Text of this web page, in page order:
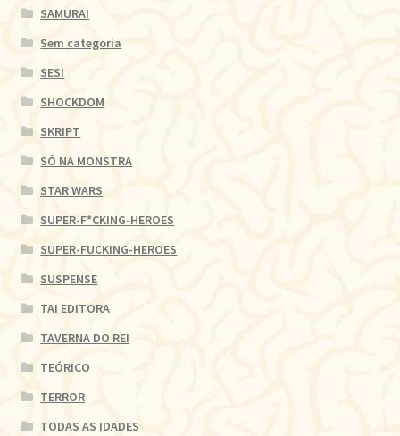
SAMURAI
Sem categoria
SESI
SHOCKDOM
SKRIPT
SÓ NA MONSTRA
STAR WARS
SUPER-F*CKING-HEROES
SUPER-FUCKING-HEROES
SUSPENSE
TAI EDITORA
TAVERNA DO REI
TEÓRICO
TERROR
TODAS AS IDADES